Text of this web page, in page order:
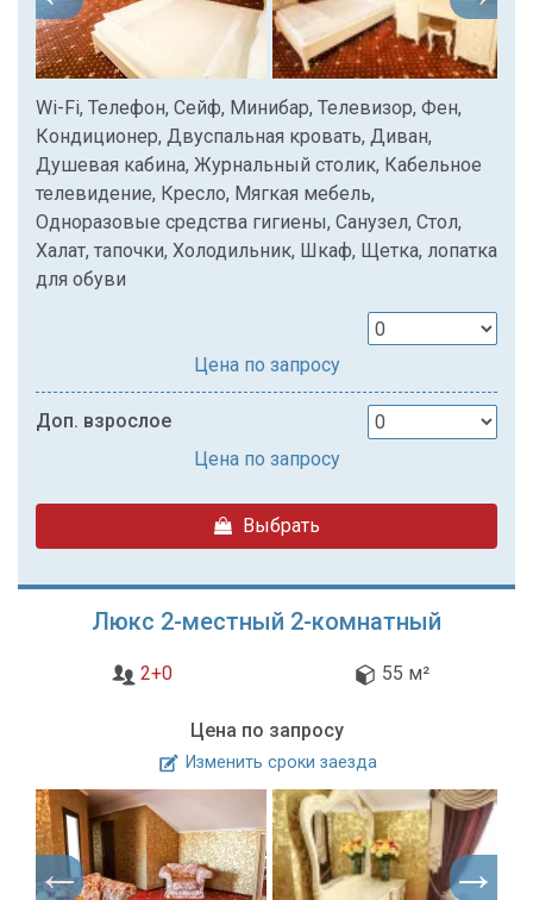
Wi-Fi, Телефон, Сейф, Минибар, Телевизор, Фен,
Кондиционер, Двуспальная кровать, Диван,
Душевая кабина, Журнальный столик, Кабельное
телевидение, Кресло, Мягкая мебель,
Одноразовые средства гигиены, Санузел, Стол,
Халат, тапочки, Холодильник, Шкаф, Щетка, лопатка
для обуви
Цена по запросу
Доп. взрослое
Цена по запросу
Выбрать
Люкс 2-местный 2-комнатный
2+0 55 м²
Цена по запросу
Изменить сроки заезда